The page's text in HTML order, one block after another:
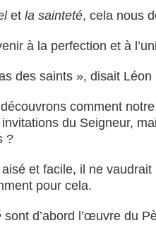
et la sainteté, cela nous
à la perfection et à
des saints », disait Léon
comment
du Seigneur,
?
et facile, il ne
pour cela.
sont d’abord l’œuvre du